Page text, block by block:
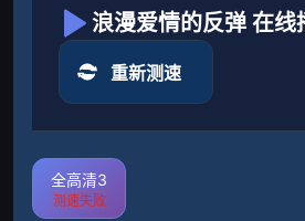
浪漫爱情的反弹 在线
重新测速
全高清3
测速失败